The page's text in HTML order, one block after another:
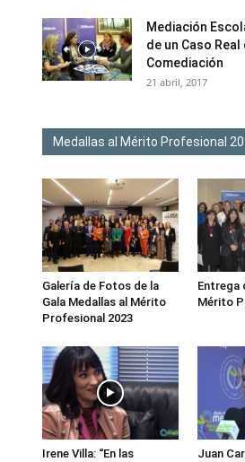
Mediación
de un Caso Real
Comediación
21 abril, 2017
Medallas al Mérito Profesional
Galería de Fotos de la
Gala Medallas al Mérito
Profesional 2023
Entrega
Mérito
Irene Villa: “En las
Juan